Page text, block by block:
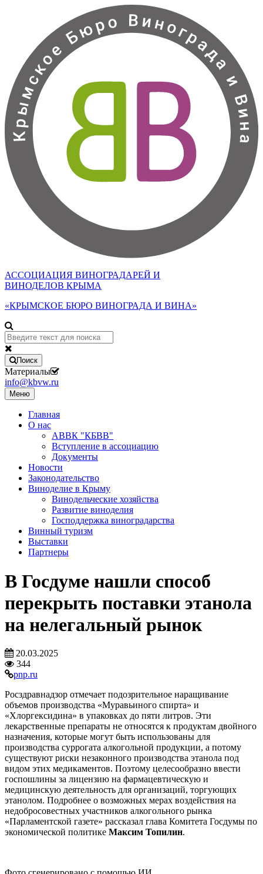
АССОЦИАЦИЯ ВИНОГРАДАРЕЙ И
ВИНОДЕЛОВ КРЫМА
«КРЫМСКОЕ БЮРО ВИНОГРАДА И ВИНА»
Поиск
Материалы
info@kbvw.ru
Меню
Главная
О нас
АВВК "КБВВ"
Вступление в ассоциацию
Документы
Новости
Законодательство
Виноделие в Крыму
Винодельческие хозяйства
Развитие виноделия
Господдержка виноградарства
Винный туризм
Выставки
Партнеры
В Госдуме нашли способ
перекрыть поставки этанола
на нелегальный рынок
20.03.2025
344
pnp.ru
Росздравнадзор отмечает подозрительное наращивание
объемов производства «Муравьиного спирта» и
«Хлоргексидина» в упаковках до пяти литров. Эти
лекарственные препараты не относятся к продуктам двойного
назначения, которые могут быть использованы для
производства суррогата алкогольной продукции, а потому
существуют риски незаконного производства этанола под
видом этих медикаментов. Поэтому целесообразно ввести
госпошлины за лицензию на фармацевтическую и
медицинскую деятельность для организаций, торгующих
этанолом. Подробнее о возможных мерах воздействия на
недобросовестных участников алкогольного рынка
«Парламентской газете» рассказал глава Комитета Госдумы по
экономической политике Максим Топилин.